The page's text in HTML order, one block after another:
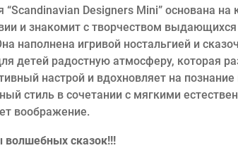
“Scandinavian Designers Mini” основана на
и знакомит с творчеством
наполнена игривой ностальгией и
детей радостную атмосферу, которая
настрой и вдохновляет на
стиль в сочетании с мягкими
воображение.
сказок!!!